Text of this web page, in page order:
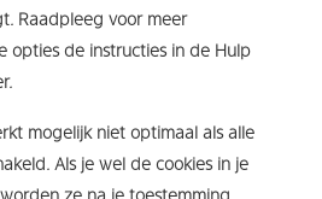
Raadpleeg voor meer
opties de instructies in de Hulp
mogelijk niet optimaal als alle
Als je wel de cookies in je